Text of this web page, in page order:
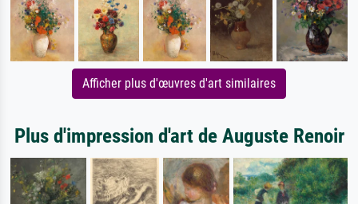
Afficher plus d'œuvres d'art similaires
Plus d'impression d'art de Auguste Renoir